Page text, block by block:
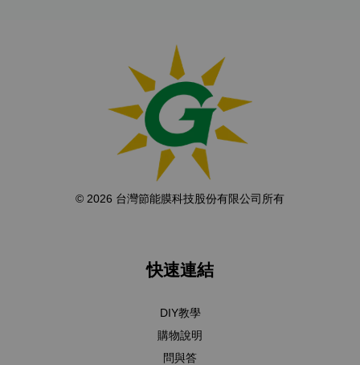
© 2026 台灣節能膜科技股份有限公司所有
快速連結
DIY教學
購物說明
問與答